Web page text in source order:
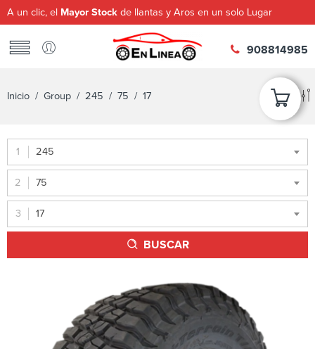
A un clic, el Mayor Stock de llantas y Aros en un solo Lugar
908814985
Inicio / Group / 245 / 75 / 17
245
75
17
BUSCAR